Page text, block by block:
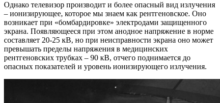
Однако телевизор производит и более опасный вид излучения
– ионизирующее, которое мы знаем как рентгеновское. Оно
возникает при «бомбардировке» электродами защищенного
экрана. Появляющееся при этом анодное напряжение в норме
составляет 20-25 кВ, но при неисправности экрана оно может
превышать пределы напряжения в медицинских
рентгеновских трубках – 90 кВ, отчего поднимается до
опасных показателей и уровень ионизирующего излучения.